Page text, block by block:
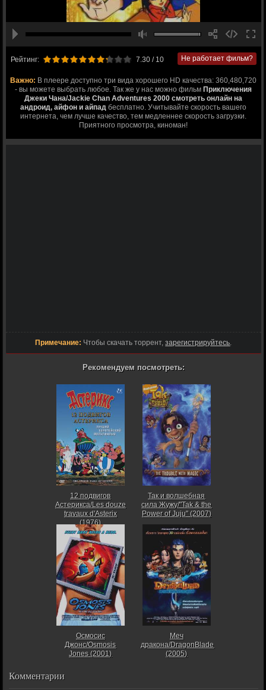
Рейтинг: 7.30/ 10 Не работает фильм?
Важно: В плеере доступно три вида хорошего HD качества: 360,480,720
- вы можете выбрать любое. Так же у нас можно фильмПриключения
Джеки Чана/Jackie Chan Adventures 2000 смотреть онлайн на
андроид, айфон и айпад бесплатно. Учитывайте скорость вашего
интернета, чем лучше качество, тем медленнее скорость загрузки.
Приятного просмотра, киноман!
Примечание: Чтобы скачать торрент,зарегистрируйтесь
Рекомендуем посмотреть:
12 подвигов
Астерикса/Les douze
travaux d'Asterix
(1976)
Так и волшебная
сила Жужу/"Tak & the
Power of Juju" (2007)
Осмосис
Джонс/Osmosis
Jones (2001)
Меч
дракона/DragonBlade
(2005)
Комментарии